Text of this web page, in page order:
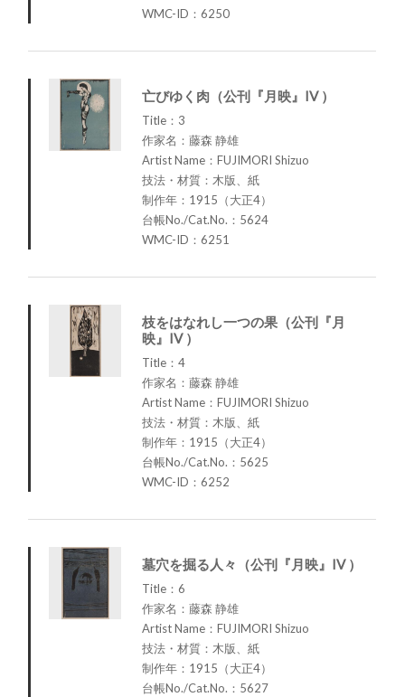
WMC-ID：6250
亡びゆく肉（公刊『月映』IV ）
Title：3
作家名：藤森 静雄
Artist Name：FUJIMORI Shizuo
技法・材質：木版、紙
制作年：1915（大正4）
台帳No./Cat.No.：5624
WMC-ID：6251
枝をはなれし一つの果（公刊『月
映』IV ）
Title：4
作家名：藤森 静雄
Artist Name：FUJIMORI Shizuo
技法・材質：木版、紙
制作年：1915（大正4）
台帳No./Cat.No.：5625
WMC-ID：6252
墓穴を掘る人々（公刊『月映』IV ）
Title：6
作家名：藤森 静雄
Artist Name：FUJIMORI Shizuo
技法・材質：木版、紙
制作年：1915（大正4）
台帳No./Cat.No.：5627